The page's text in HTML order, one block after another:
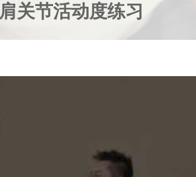
肩关节活动度练习